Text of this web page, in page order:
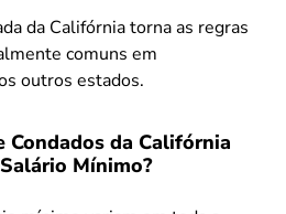
da Califórnia torna as regras
comuns em
outros estados.
Condados da Califórnia
Mínimo?